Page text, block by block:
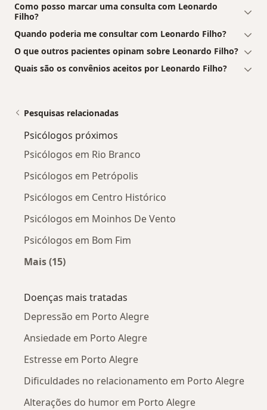
Como posso marcar uma consulta com Leonardo
Filho?
Quando poderia me consultar com Leonardo Filho?
O que outros pacientes opinam sobre Leonardo Filho?
Quais são os convênios aceitos por Leonardo Filho?
Pesquisas relacionadas
Psicólogos próximos
Psicólogos em Rio Branco
Psicólogos em Petrópolis
Psicólogos em Centro Histórico
Psicólogos em Moinhos De Vento
Psicólogos em Bom Fim
Mais (15)
Doenças mais tratadas
Depressão em Porto Alegre
Ansiedade em Porto Alegre
Estresse em Porto Alegre
Dificuldades no relacionamento em Porto Alegre
Alterações do humor em Porto Alegre